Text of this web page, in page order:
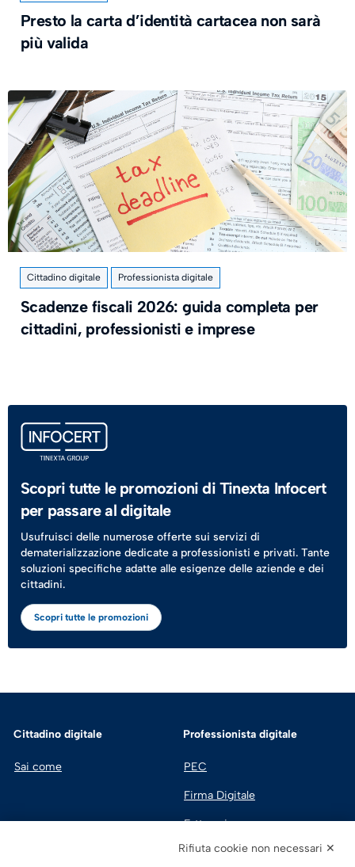
Presto la carta d’identità cartacea non sarà
più valida
Cittadino digitale Professionista digitale
​Scadenze fiscali 2026: guida completa per
cittadini, professionisti e imprese
Scopri tutte le promozioni di Tinexta Infocert
per passare al digitale
Usufruisci delle numerose offerte sui servizi di
dematerializzazione dedicate a professionisti e privati. Tante
soluzioni specifiche adatte alle esigenze delle aziende e dei
cittadini.
Scopri tutte le promozioni
Cittadino digitale
Sai come
Professionista digitale
PEC
Firma Digitale
Fatturazione
Rifiuta cookie non necessari ✕